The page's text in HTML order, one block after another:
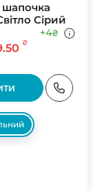
Св. Свiтло Сiрий
₴
+4₴